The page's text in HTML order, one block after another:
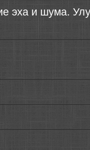
эха и шума.